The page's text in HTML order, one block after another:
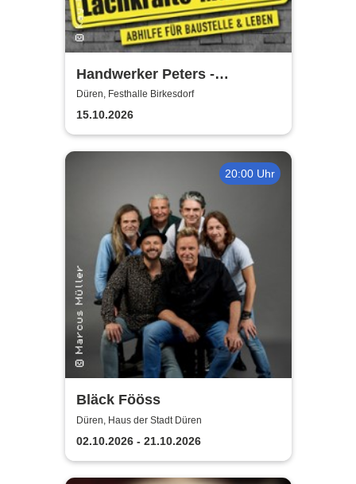
Handwerker Peters -
Lachkräfte-Mangel | Abhilfe
für Baustelle & Leben
Düren, Festhalle Birkesdorf
15.10.2026
20:00 Uhr
Bläck Fööss
Düren, Haus der Stadt Düren
02.10.2026 - 21.10.2026